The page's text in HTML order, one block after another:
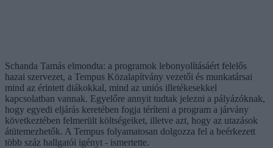
Schanda Tamás elmondta: a programok lebonyolításáért felelős
hazai szervezet, a Tempus Közalapítvány vezetői és munkatársai
mind az érintett diákokkal, mind az uniós illetékesekkel
kapcsolatban vannak. Egyelőre annyit tudtak jelezni a pályázóknak,
hogy egyedi eljárás keretében fogja téríteni a program a járvány
következtében felmerült költségeiket, illetve azt, hogy az utazások
átütemezhetők. A Tempus folyamatosan dolgozza fel a beérkezett
több száz hallgatói igényt - ismertette.